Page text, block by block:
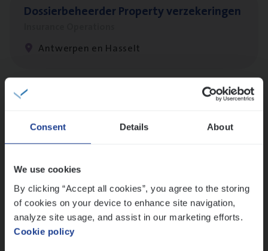
Consent Details About
We use cookies
By clicking “Accept all cookies”, you agree to the storing
of cookies on your device to enhance site navigation,
analyze site usage, and assist in our marketing efforts.
Cookie policy
Dos­sier­be­heer­der Pro­per­ty verzekeringen
Antwerpen en Hasselt
Dos­sier­be­heer­der Onder­ne­min­gen Van­b­
re­da Huys­mans — Mechelen
(Agi­le)ITPro­ject Manager
IT, Change & Innovation